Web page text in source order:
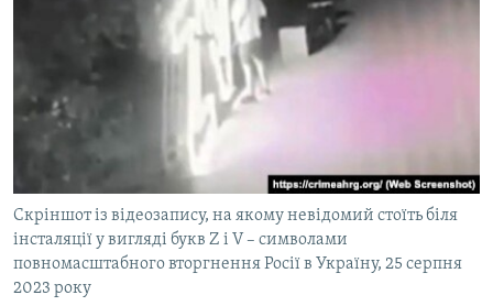
Скріншот із відеозапису, на якому невідомий стоїть біля
інсталяції у вигляді букв Z і V – символами
повномасштабного вторгнення Росії в Україну, 25 серпня
2023 року